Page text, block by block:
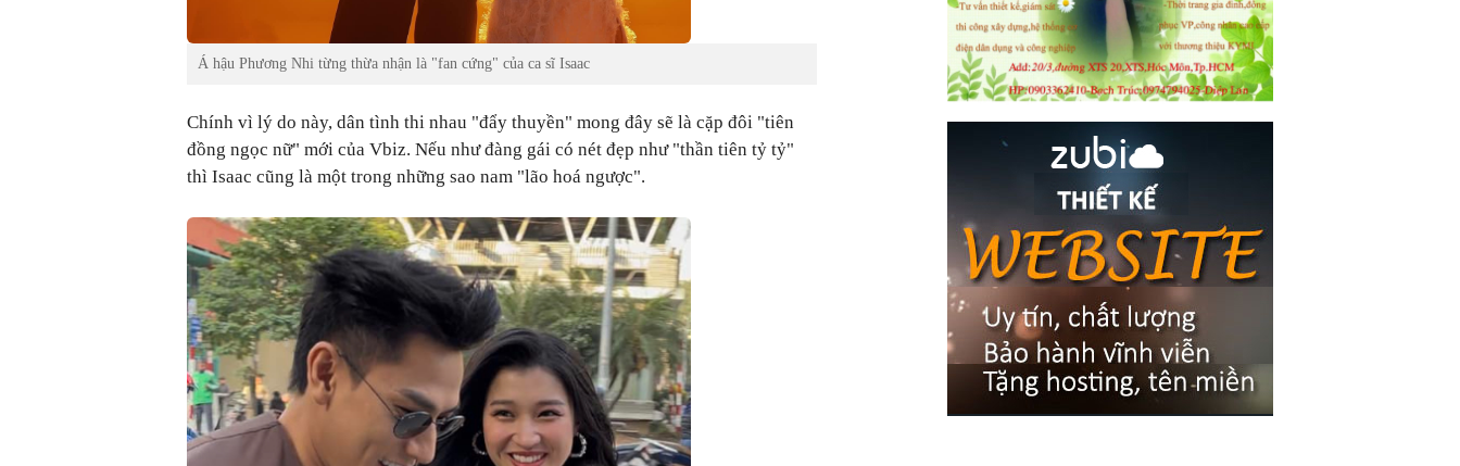
Á hậu Phương Nhi từng thừa nhận là "fan cứng" của ca sĩ Isaac
Chính vì lý do này, dân tình thi nhau "đẩy thuyền" mong đây sẽ là cặp đôi "tiên
đồng ngọc nữ" mới của Vbiz. Nếu như đàng gái có nét đẹp như "thần tiên tỷ tỷ"
thì Isaac cũng là một trong những sao nam "lão hoá ngược".